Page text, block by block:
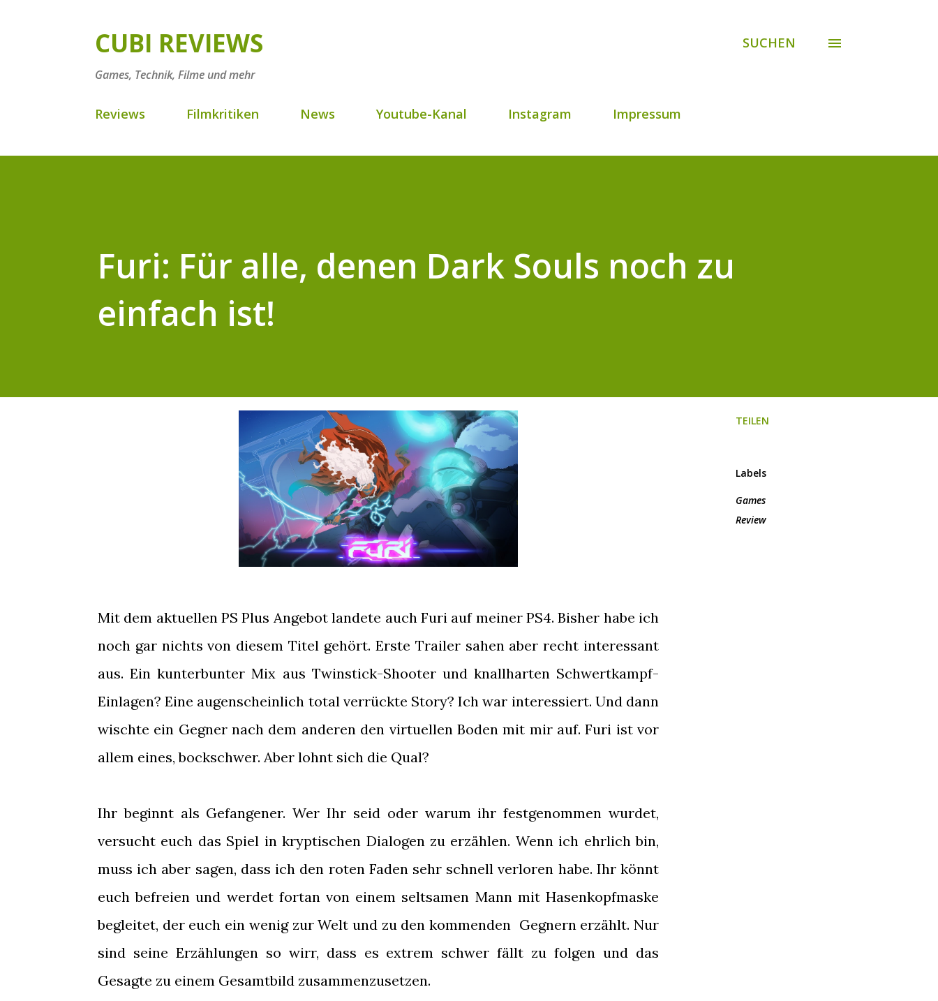
CUBI REVIEWS
Games, Technik, Filme und mehr
SUCHEN
Reviews Filmkritiken News Youtube-Kanal Instagram Impressum
Furi: Für alle, denen Dark Souls noch zu
einfach ist!
Mit dem aktuellen PS Plus Angebot landete auch Furi auf meiner PS4. Bisher habe ich
noch gar nichts von diesem Titel gehört. Erste Trailer sahen aber recht interessant
aus. Ein kunterbunter Mix aus Twinstick-Shooter und knallharten Schwertkampf-
Einlagen? Eine augenscheinlich total verrückte Story? Ich war interessiert. Und dann
wischte ein Gegner nach dem anderen den virtuellen Boden mit mir auf. Furi ist vor
allem eines, bockschwer. Aber lohnt sich die Qual?
Ihr beginnt als Gefangener. Wer Ihr seid oder warum ihr festgenommen wurdet,
versucht euch das Spiel in kryptischen Dialogen zu erzählen. Wenn ich ehrlich bin,
muss ich aber sagen, dass ich den roten Faden sehr schnell verloren habe. Ihr könnt
euch befreien und werdet fortan von einem seltsamen Mann mit Hasenkopfmaske
begleitet, der euch ein wenig zur Welt und zu den kommenden Gegnern erzählt. Nur
sind seine Erzählungen so wirr, dass es extrem schwer fällt zu folgen und das
Gesagte zu einem Gesamtbild zusammenzusetzen.
TEILEN
Labels
Games
Review